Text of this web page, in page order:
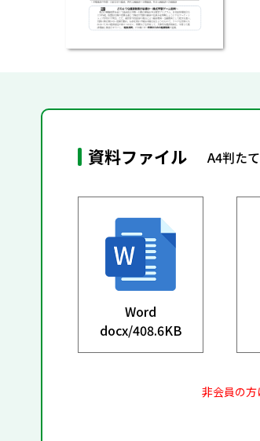
資料ファイル A4判た
Word
docx/408.6KB
非会員の方